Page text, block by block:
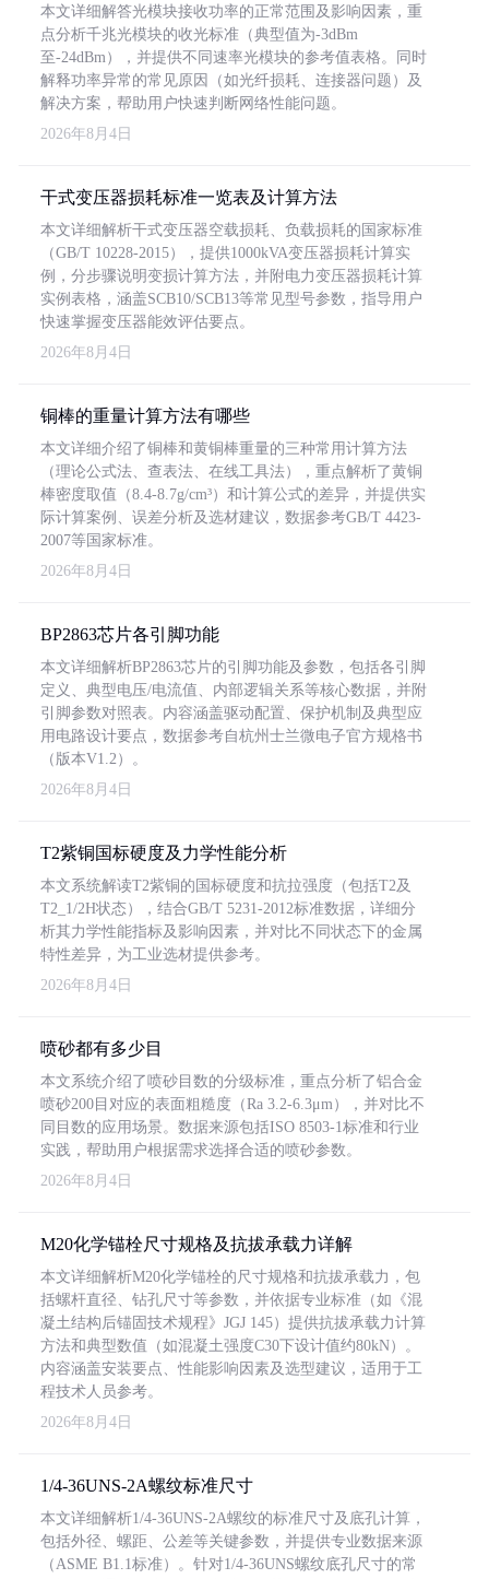
本文详细解答光模块接收功率的正常范围及影响因素，重
点分析千兆光模块的收光标准（典型值为-3dBm
至-24dBm），并提供不同速率光模块的参考值表格。同时
解释功率异常的常见原因（如光纤损耗、连接器问题）及
解决方案，帮助用户快速判断网络性能问题。
2026年8月4日
干式变压器损耗标准一览表及计算方法
本文详细解析干式变压器空载损耗、负载损耗的国家标准
（GB/T 10228-2015），提供1000kVA变压器损耗计算实
例，分步骤说明变损计算方法，并附电力变压器损耗计算
实例表格，涵盖SCB10/SCB13等常见型号参数，指导用户
快速掌握变压器能效评估要点。
2026年8月4日
铜棒的重量计算方法有哪些
本文详细介绍了铜棒和黄铜棒重量的三种常用计算方法
（理论公式法、查表法、在线工具法），重点解析了黄铜
棒密度取值（8.4-8.7g/cm³）和计算公式的差异，并提供实
际计算案例、误差分析及选材建议，数据参考GB/T 4423-
2007等国家标准。
2026年8月4日
BP2863芯片各引脚功能
本文详细解析BP2863芯片的引脚功能及参数，包括各引脚
定义、典型电压/电流值、内部逻辑关系等核心数据，并附
引脚参数对照表。内容涵盖驱动配置、保护机制及典型应
用电路设计要点，数据参考自杭州士兰微电子官方规格书
（版本V1.2）。
2026年8月4日
T2紫铜国标硬度及力学性能分析
本文系统解读T2紫铜的国标硬度和抗拉强度（包括T2及
T2_1/2H状态），结合GB/T 5231-2012标准数据，详细分
析其力学性能指标及影响因素，并对比不同状态下的金属
特性差异，为工业选材提供参考。
2026年8月4日
喷砂都有多少目
本文系统介绍了喷砂目数的分级标准，重点分析了铝合金
喷砂200目对应的表面粗糙度（Ra 3.2-6.3μm），并对比不
同目数的应用场景。数据来源包括ISO 8503-1标准和行业
实践，帮助用户根据需求选择合适的喷砂参数。
2026年8月4日
M20化学锚栓尺寸规格及抗拔承载力详解
本文详细解析M20化学锚栓的尺寸规格和抗拔承载力，包
括螺杆直径、钻孔尺寸等参数，并依据专业标准（如《混
凝土结构后锚固技术规程》JGJ 145）提供抗拔承载力计算
方法和典型数值（如混凝土强度C30下设计值约80kN）。
内容涵盖安装要点、性能影响因素及选型建议，适用于工
程技术人员参考。
2026年8月4日
1/4-36UNS-2A螺纹标准尺寸
本文详细解析1/4-36UNS-2A螺纹的标准尺寸及底孔计算，
包括外径、螺距、公差等关键参数，并提供专业数据来源
（ASME B1.1标准）。针对1/4-36UNS螺纹底孔尺寸的常